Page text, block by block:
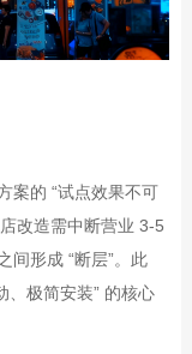
案的 “试点效果不可
改造需中断营业 3-5
间形成 “断层”。此
、极简安装” 的核心